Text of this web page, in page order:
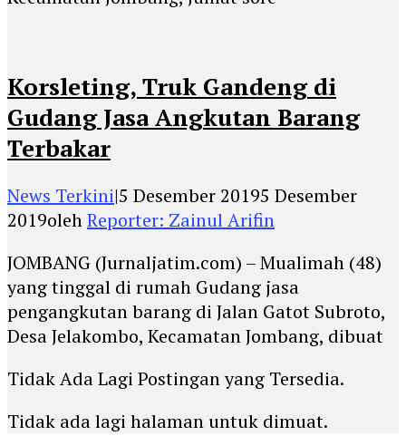
Korsleting, Truk Gandeng di
Gudang Jasa Angkutan Barang
Terbakar
News Terkini|5 Desember 20195 Desember
2019olehReporter: Zainul Arifin
JOMBANG (Jurnaljatim.com) – Mualimah (48)
yang tinggal di rumah Gudang jasa
pengangkutan barang di Jalan Gatot Subroto,
Desa Jelakombo, Kecamatan Jombang, dibuat
Tidak Ada Lagi Postingan yang Tersedia.
Tidak ada lagi halaman untuk dimuat.